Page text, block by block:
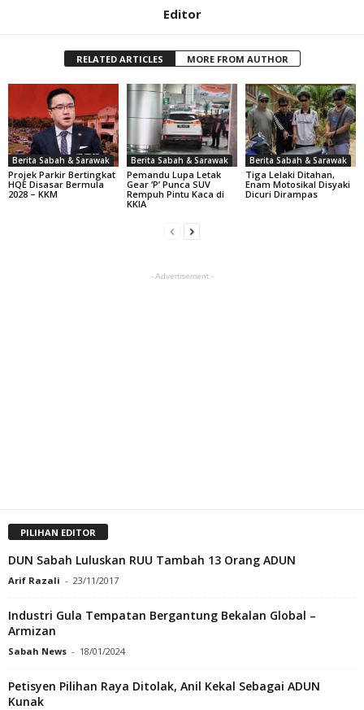
Editor
RELATED ARTICLES MORE FROM AUTHOR
Berita Sabah & Sarawak
Projek Parkir Bertingkat
HQE Disasar Bermula
2028 – KKM
Berita Sabah & Sarawak
Pemandu Lupa Letak
Gear ‘P’ Punca SUV
Rempuh Pintu Kaca di
KKIA
Berita Sabah & Sarawak
Tiga Lelaki Ditahan,
Enam Motosikal Disyaki
Dicuri Dirampas
- Advertisement -
PILIHAN EDITOR
DUN Sabah Luluskan RUU Tambah 13 Orang ADUN
Arif Razali - 23/11/2017
Industri Gula Tempatan Bergantung Bekalan Global –
Armizan
Sabah News - 18/01/2024
Petisyen Pilihan Raya Ditolak, Anil Kekal Sebagai ADUN
Kunak